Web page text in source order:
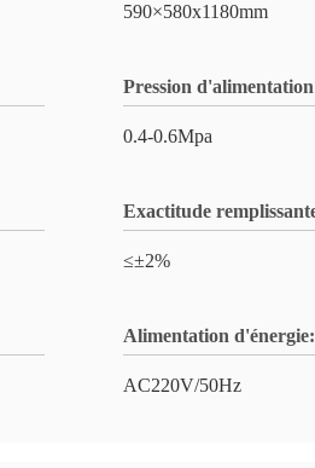
590×580x1180mm
Pression
0.4-0.6Mpa
Exactitude
≤±2%
Alimentation d'énergie:
AC220V/50Hz